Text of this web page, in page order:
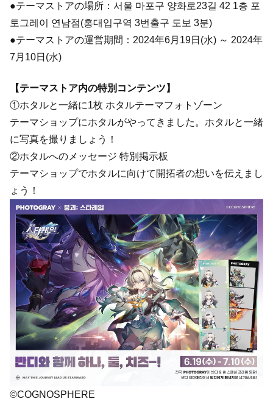
●テーマストアの場所：서울 마포구 양화로23길 42 1층 포
토그레이 연남점(홍대입구역 3번출구 도보 3분)
●テーマストアの運営期間：2024年6月19日(水) ～ 2024年
7月10日(水)
【テーマストア内の特別コンテンツ】
①ホタルと一緒に1枚 ホタルテーマフォトゾーン
テーマショップにホタルがやってきました。ホタルと一緒
に写真を撮りましょう！
②ホタルへのメッセージ 特別掲示板
テーマショップでホタルに向けて開拓者の想いを伝えまし
ょう！
©COGNOSPHERE